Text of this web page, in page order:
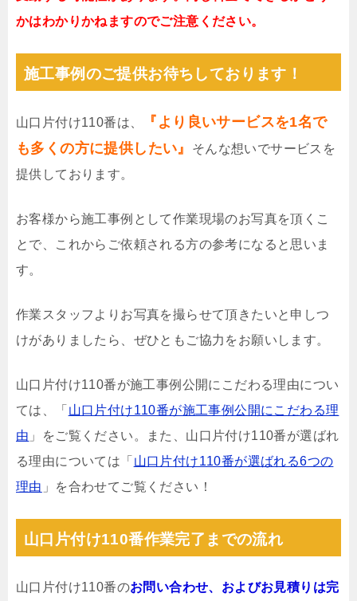
かはわかりかねますのでご注意ください。
施工事例のご提供お待ちしております！
山口片付け110番は、
『より良いサービスを1名で
も多くの方に提供したい』
そんな想いでサービスを
提供しております。
お客様から施工事例として作業現場のお写真を頂くこ
とで、これからご依頼される方の参考になると思いま
す。
作業スタッフよりお写真を撮らせて頂きたいと申しつ
けがありましたら、ぜひともご協力をお願いします。
山口片付け110番が施工事例公開にこだわる理由につい
ては、「 山口片付け110番が施工事例公開にこだわる理
由 」をご覧ください。また、山口片付け110番が選ばれ
る理由については「 山口片付け110番が選ばれる6つの
理由 」を合わせてご覧ください！
山口片付け110番作業完了までの流れ
山口片付け110番のお問い合わせ、およびお見積りは完